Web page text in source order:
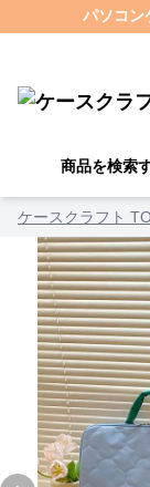
パソコン
商品を検索
ケースクラフト